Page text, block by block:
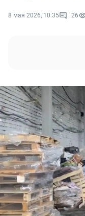
8 мая 2026, 10:35 26